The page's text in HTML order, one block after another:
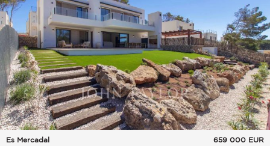
Es Mercadal
659 000 EUR